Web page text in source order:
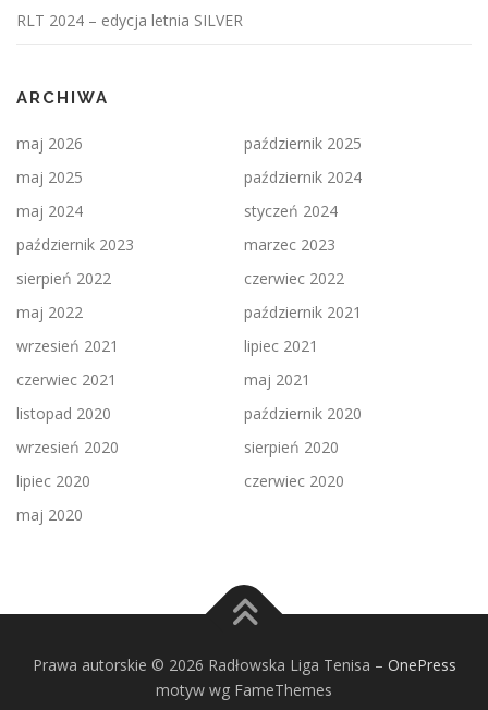
RLT 2024 – edycja letnia SILVER
ARCHIWA
maj 2026
październik 2025
maj 2025
październik 2024
maj 2024
styczeń 2024
październik 2023
marzec 2023
sierpień 2022
czerwiec 2022
maj 2022
październik 2021
wrzesień 2021
lipiec 2021
czerwiec 2021
maj 2021
listopad 2020
październik 2020
wrzesień 2020
sierpień 2020
lipiec 2020
czerwiec 2020
maj 2020
Prawa autorskie © 2026 Radłowska Liga Tenisa – OnePress
motyw wg FameThemes